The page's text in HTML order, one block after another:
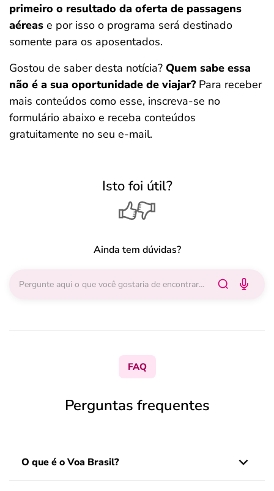
primeiro o resultado da oferta de passagens
aéreas e por isso o programa será destinado
somente para os aposentados.
Gostou de saber desta notícia? Quem sabe essa
não é a sua oportunidade de viajar?Para receber
mais conteúdos como esse, inscreva-se no
formulário abaixo e receba conteúdos
gratuitamente no seu e-mail.
Isto foi útil?
Ainda tem dúvidas?
FAQ
Perguntas frequentes
O que é o Voa Brasil?